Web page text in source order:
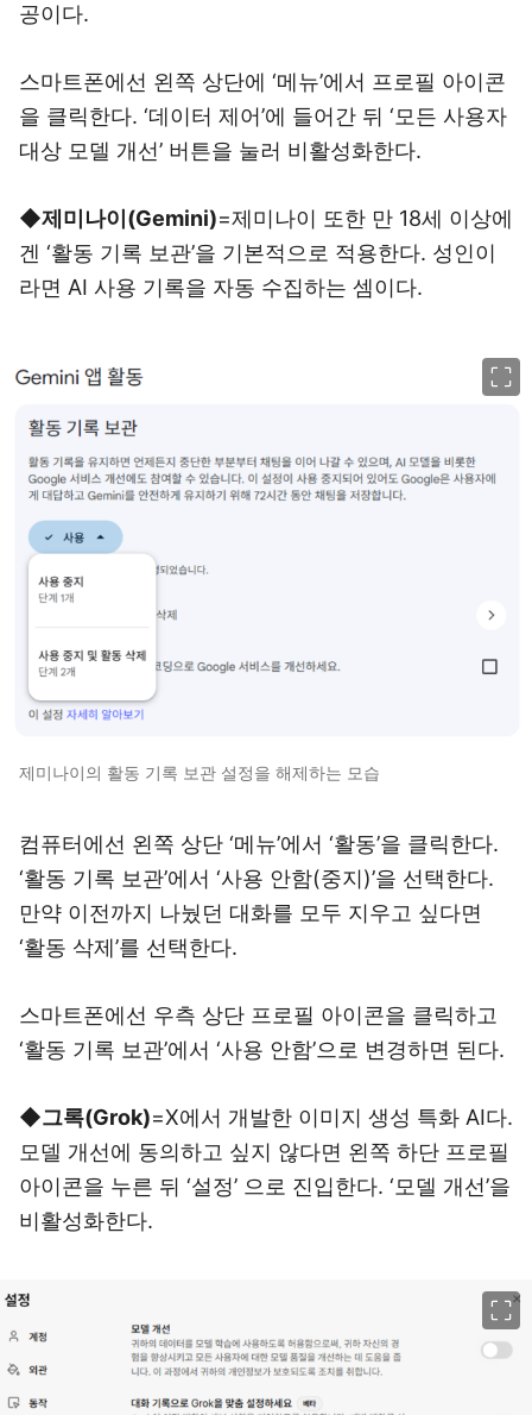
공이다.
스마트폰에선 왼쪽 상단에 ‘메뉴’에서 프로필 아이콘
을 클릭한다. ‘데이터 제어’에 들어간 뒤 ‘모든 사용자
대상 모델 개선’ 버튼을 눌러 비활성화한다.
◆제미나이(Gemini)=제미나이 또한 만 18세 이상에
겐 ‘활동 기록 보관’을 기본적으로 적용한다. 성인이
라면 AI 사용 기록을 자동 수집하는 셈이다.
제미나이의 활동 기록 보관 설정을 해제하는 모습
컴퓨터에선 왼쪽 상단 ‘메뉴’에서 ‘활동’을 클릭한다.
‘활동 기록 보관’에서 ‘사용 안함(중지)’을 선택한다.
만약 이전까지 나눴던 대화를 모두 지우고 싶다면
‘활동 삭제’를 선택한다.
스마트폰에선 우측 상단 프로필 아이콘을 클릭하고
‘활동 기록 보관’에서 ‘사용 안함’으로 변경하면 된다.
◆그록(Grok)=X에서 개발한 이미지 생성 특화 AI다.
모델 개선에 동의하고 싶지 않다면 왼쪽 하단 프로필
아이콘을 누른 뒤 ‘설정’ 으로 진입한다. ‘모델 개선’을
비활성화한다.